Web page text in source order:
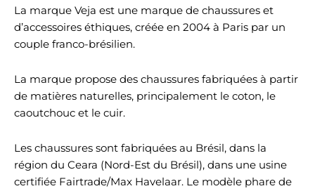
La marque Veja est une marque de chaussures et
d’accessoires éthiques, créée en 2004 à Paris par un
couple franco-brésilien.
La marque propose des chaussures fabriquées à partir
de matières naturelles, principalement le coton, le
caoutchouc et le cuir.
Les chaussures sont fabriquées au Brésil, dans la
région du Ceara (Nord-Est du Brésil), dans une usine
certifiée Fairtrade/Max Havelaar. Le modèle phare de